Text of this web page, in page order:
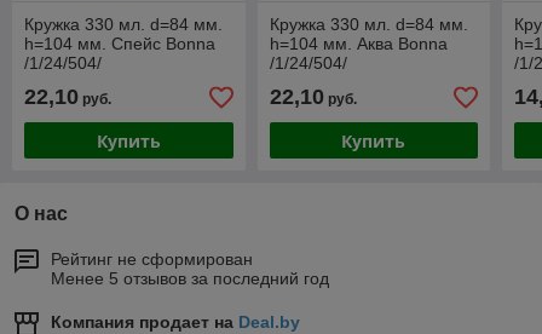
Кружка 330 мл. d=84 мм.
h=104 мм. Спейс Bonna
/1/24/504/
22,10 руб.
Купить
Кружка 330 мл. d=84 мм.
h=104 мм. Аква Bonna
/1/24/504/
22,10руб.
Купить
/1/
О нас
Рейтинг не сформирован
Менее 5 отзывов за последний год
Компания продает на Deal.by